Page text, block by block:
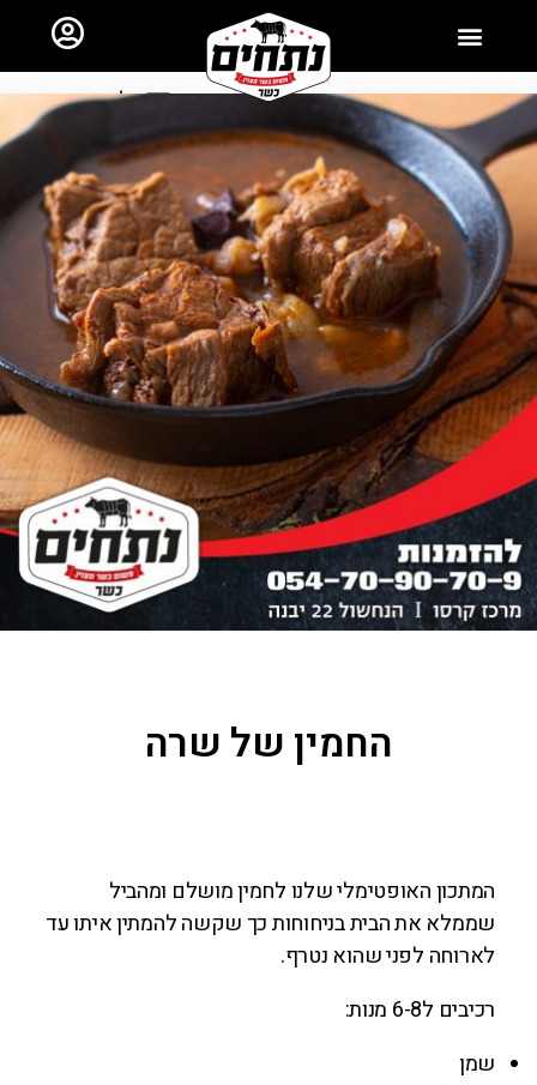
ראשי כל השאר
החמין של שרה
המתכון האופטימלי שלנו לחמין מושלם ומהביל
שממלא את הבית בניחוחות כך שקשה להמתין איתו עד
לארוחה לפני שהוא נטרף.
רכיבים ל6-8 מנות:
שמן